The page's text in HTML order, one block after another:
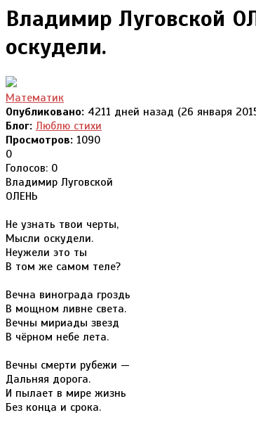
Владимир Луговской
оскудели.
Математик
Опубликовано: 4211 дней назад (26 января
Блог: Люблю стихи
Просмотров: 1090
0
Голосов: 0
Владимир Луговской
ОЛЕНЬ
Не узнать твои черты,
Мысли оскудели.
Неужели это ты
В том же самом теле?
Вечна винограда гроздь
В мощном ливне света.
Вечны мириады звезд
В чёрном небе лета.
Вечны смерти рубежи —
Дальняя дорога.
И пылает в мире жизнь
Без конца и срока.